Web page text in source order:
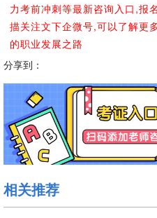
力考前冲刺等最新咨询入口,报
描关注文下企微号,可以了解更
的职业发展之路
分享到：
相关推荐